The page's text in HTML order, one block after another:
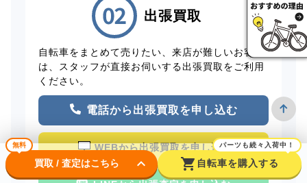
出張買取
自転車をまとめて売りたい、来店が難しいお客様
は、スタッフが直接お伺いする出張買取をご利用
ください。
電話から出張買取を申し込む
WEBから出張買取を申し込む
無料
買取 / 査定はこちら keyboard_arrow_down shopping_cart
パーツも続々入荷中！
自転車を購入する